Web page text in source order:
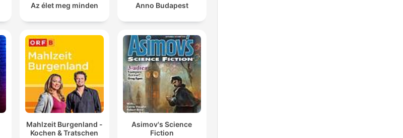
Az élet meg minden Anno Budapest
Mahlzeit Burgenland -
Kochen & Tratschen
Asimov's Science
Fiction